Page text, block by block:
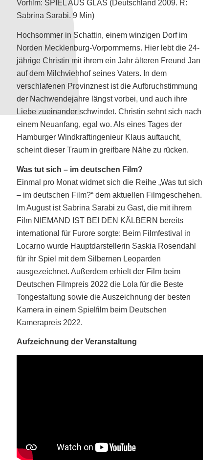
Vorfilm: SPIEL AUS GLAS (Deutschland 2009. R:
Sabrina Sarabi. 9 Min)
Hochsommer in Schattin, einem winzigen Dorf im
Norden Mecklenburg-Vorpommerns. Hier lebt die 24-
jährige Christin mit ihrem ein Jahr älteren Freund Jan
auf dem Milchviehhof seines Vaters. In dem
verschlafenen Provinznest ist die Aufbruchstimmung
der Nachwendejahre längst vorbei, und auch ihre
Liebe zueinander schwindet. Christin sehnt sich nach
einem Neuanfang, egal wo. Als eines Tages der
Hamburger Windkraftingenieur Klaus auftaucht,
scheint dieser Traum in greifbare Nähe zu rücken.
Was tut sich – im deutschen Film?
Einmal pro Monat widmet sich die Reihe „Was tut sich
– im deutschen Film?“ dem aktuellen Filmgeschehen.
Im August ist Sabrina Sarabi zu Gast, die mit ihrem
Film NIEMAND IST BEI DEN KÄLBERN bereits
international für Furore sorgte: Beim Filmfestival in
Locarno wurde Hauptdarstellerin Saskia Rosendahl
für ihr Spiel mit dem Silbernen Leoparden
ausgezeichnet. Außerdem erhielt der Film beim
Deutschen Filmpreis 2022 die Lola für die Beste
Tongestaltung sowie die Auszeichnung der besten
Kamera in einem Spielfilm beim Deutschen
Kamerapreis 2022.
Aufzeichnung der Veranstaltung